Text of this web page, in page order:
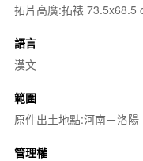
拓片高廣:拓裱 73.5x68.5
語言
漢文
範圍
原件出土地點:河南－洛陽
管理權